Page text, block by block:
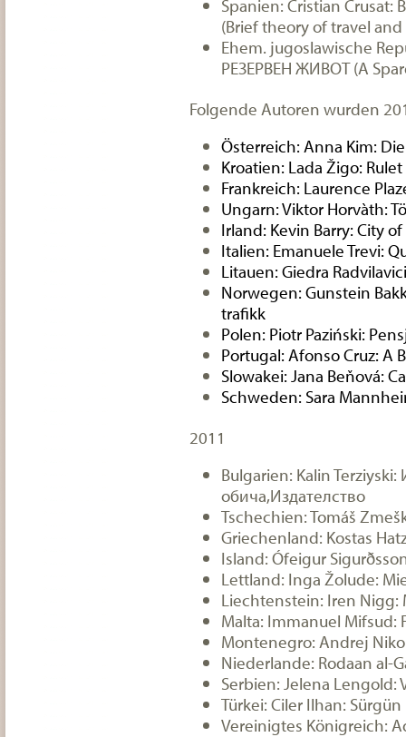
Spanien: Cristian Crusat:
(Brief theory of travel
Ehem. jugoslawische
РЕЗЕРВЕН ЖИВОТ (A
Folgende Autoren wurden
Österreich:Anna Kim:
Kroatien: Lada Žigo: Rulet
Frankreich: Laurence
Ungarn:Viktor Horvàth:
Irland: Kevin Barry: City
Italien: Emanuele Trevi:
Litauen:Giedra
Norwegen:Gunstein
trafikk
Polen: Piotr Paziński:
Portugal:Afonso Cruz: A
Slowakei:Jana Beňová:
Schweden: Sara
2011
Bulgarien: Kalin
обича,Издателство
Tschechien: Tomáš
Griechenland: Kostas
Island: Ófeigur
Lettland: Inga Žolude:
Liechtenstein: Iren Nigg:
Malta: Immanuel Mifsud:
Montenegro: Andrej
Niederlande: Rodaan al-
Serbien: Jelena Lengold:
Türkei: Ciler Ilhan: Sürgün
Vereinigtes Königreich: